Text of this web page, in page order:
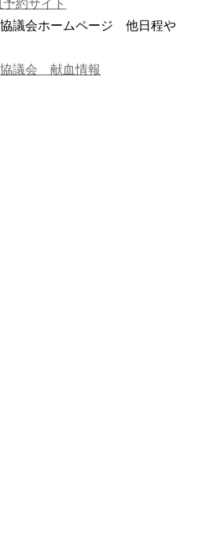
約サイト
議会ホームページ 他日程や
議会 献血情報